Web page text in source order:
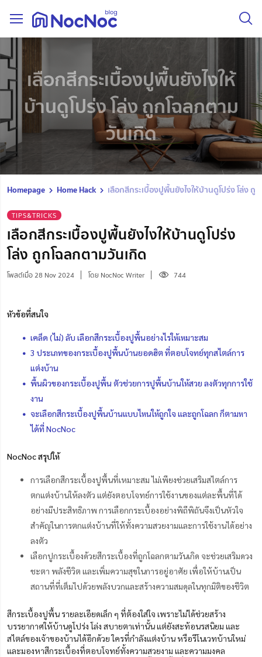
เลือกสีกระเบื้องปูพื้นยังไงให้
บ้านดูโปร่ง โล่ง ถูกโฉลกตาม
วันเกิด
Homepage Home Hack เลือกสีกระเบื้องปูพื้นยังไงให้บ้านดูโปร่ง โล่ง ถู
TIPS&TRICKS
เลือกสีกระเบื้องปูพื้นยังไงให้บ้านดูโปร่ง
โล่ง ถูกโฉลกตามวันเกิด
โพสต์เมื่อ 28 Nov 2024 โดย NocNoc Writer 744
หัวข้อที่สนใจ
เคล็ด (ไม่) ลับ เลือกสีกระเบื้องปูพื้นอย่างไรให้เหมาะสม
3 ประเภทของกระเบื้องปูพื้นบ้านยอดฮิต ที่ตอบโจทย์ทุกสไตล์การ
แต่งบ้าน
พื้นผิวของกระเบื้องปูพื้น ตัวช่วยการปูพื้นบ้านให้สวย ลงตัวทุกการใช้
งาน
จะเลือกสีกระเบื้องปูพื้นบ้านแบบไหนให้ถูกใจ และถูกโฉลก ก็ตามหา
ได้ที่ NocNoc
NocNoc สรุปให้
การเลือกสีกระเบื้องปูพื้นที่เหมาะสม ไม่เพียงช่วยเสริมสไตล์การ
ตกแต่งบ้านให้ลงตัว แต่ยังตอบโจทย์การใช้งานของแต่ละพื้นที่ได้
อย่างมีประสิทธิภาพ การเลือกกระเบื้องอย่างพิถีพิถันจึงเป็นหัวใจ
สำคัญในการตกแต่งบ้านที่ให้ทั้งความสวยงามและการใช้งานได้อย่าง
ลงตัว
เลือกปูกระเบื้องด้วยสีกระเบื้องที่ถูกโฉลกตามวันเกิด จะช่วยเสริมดวง
ชะตา พลังชีวิต และเพิ่มความสุขในการอยู่อาศัย เพื่อให้บ้านเป็น
สถานที่ที่เต็มไปด้วยพลังบวกและสร้างความสมดุลในทุกมิติของชีวิต
สีกระเบื้องปูพื้น รายละเอียดเล็ก ๆ ที่ต้องใส่ใจ เพราะไม่ได้ช่วยสร้าง
บรรยากาศให้บ้านดูโปร่ง โล่ง สบายตาเท่านั้น แต่ยังสะท้อนรสนิยม และ
สไตล์ของเจ้าของบ้านได้อีกด้วย ใครที่กำลังแต่งบ้าน หรือรีโนเวทบ้านใหม่
และมองหาสีกระเบื้องที่ตอบโจทย์ทั้งความสวยงาม และความมงคล